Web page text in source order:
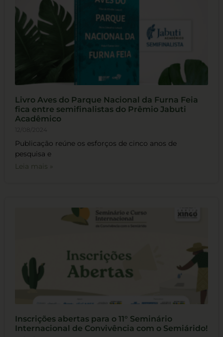
Livro Aves do Parque Nacional da Furna Feia
fica entre semifinalistas do Prêmio Jabuti
Acadêmico
12/08/2024
Publicação reúne os esforços de cinco anos de
pesquisa e
Leia mais »
Inscrições abertas para o 11° Seminário
Internacional de Convivência com o Semiárido!